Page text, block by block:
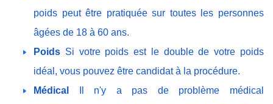
poids peut être pratiquée sur toutes les personnes
âgées de 18 à 60 ans.
Poids Si votre poids est le double de votre poids
idéal, vous pouvez être candidat à la procédure.
Médical
Il n'y a pas de problème médical